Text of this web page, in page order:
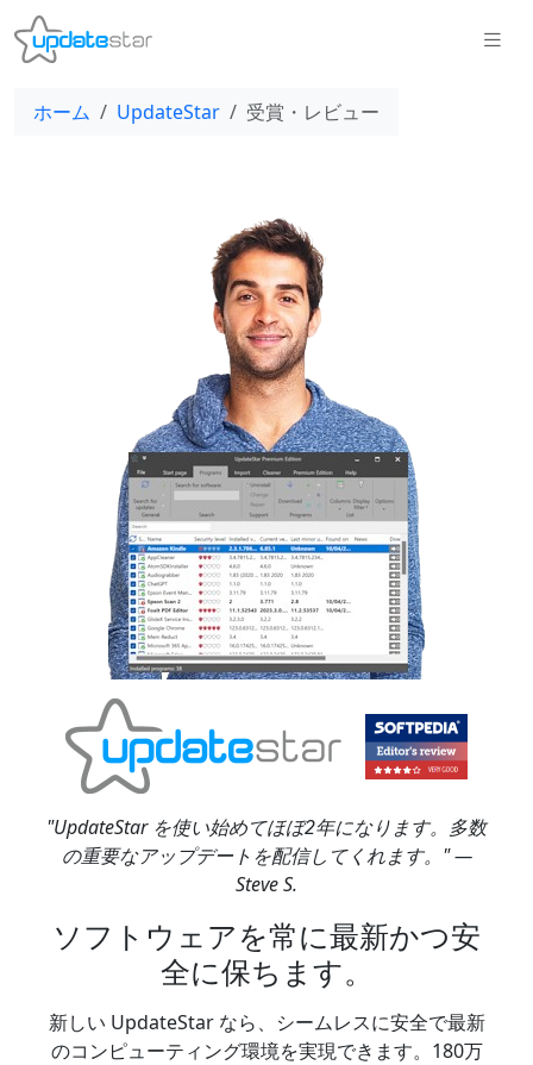
ホーム UpdateStar 受賞・レビュー
"UpdateStar を使い始めてほぼ2年になります。多数
の重要なアップデートを配信してくれます。" —
Steve S.
ソフトウェアを常に最新かつ安
全に保ちます。
新しい UpdateStar なら、シームレスに安全で最新
のコンピューティング環境を実現できます。180万